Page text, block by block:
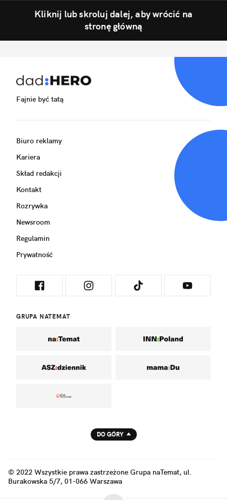
Kliknij lub skroluj dalej, aby wrócić na
stronę główną
Fajnie być tatą
Biuro reklamy
Kariera
Skład redakcji
Kontakt
Rozrywka
Newsroom
Regulamin
Prywatność
GRUPA NATEMAT
DO GÓRY
© 2022 Wszystkie prawa zastrzeżone Grupa naTemat, ul.
Burakowska 5/7, 01-066 Warszawa